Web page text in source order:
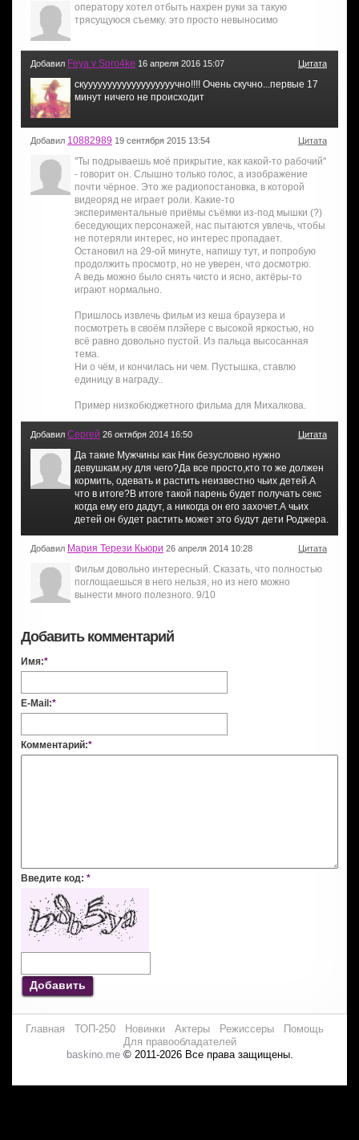
оператору хотел отбыть нахрен руки за такую
трясущуюся съемку. это просто невыносимо
Добавил Feya v Soro4ke 16 апреля 2016 15:07 Цитата
скууууууууууууууууууучно!!!! Очень скучно...первые 17
минут ничего не происходит
Добавил 10882989 19 сентября 2015 13:54 Цитата
"Ты подрываешь моё прикрытие, как какой-то рабочий"
- говорит он. Слышно только голос, а изображение
почти чёрное. Это же радиопостановка, в которой
видеоряд не играет роли. Какие-то
экспериментальные приёмы съёмки из-под мышки (?)
беседующих персонажей, нас пытаются увлечь, чтобы
не потеряли интерес, но интерес пропадает.
Остановил на 29-ой минуте, напишу тут, и попробую
продолжить просмотр, но не уверен, что досмотрю.
А ведь можно было снять чисто и ясно, актёры-то
играют нормально.
Пришлось извлечь фильм из кеша браузера и
посмотреть в своём плэйере с высокой яркостью, но
всё равно довольно пустой. Из пальца высосанная
тема.
Ни о чём, и кончилась ни чем. Пустышка, ставлю
единицу в награду..
Пример низкобюджетного фильма для Михалкова.
Добавил Сергей 26 октября 2014 16:50 Цитата
Да такие Мужчины как Ник безусловно нужно
девушкам,ну для чего?Да все просто,кто то же должен
кормить, одевать и растить неизвестно чьих детей.А
что в итоге?В итоге такой парень будет получать секс
когда ему его дадут, а никогда он его захочет.А чьих
детей он будет растить может это будут дети Роджера.
Добавил Мария Терези Кьюри 26 апреля 2014 10:28 Цитата
Фильм довольно интересный. Сказать, что полностью
поглощаешься в него нельзя, но из него можно
вынести много полезного. 9/10
Добавить комментарий
Имя:*
E-Mail:*
Комментарий:*
Введите код: *
Добавить
Главная ТОП-250 Новинки Актеры Режиссеры
Помощь
Для правообладателей
baskino.me© 2011-2026 Все права защищены.